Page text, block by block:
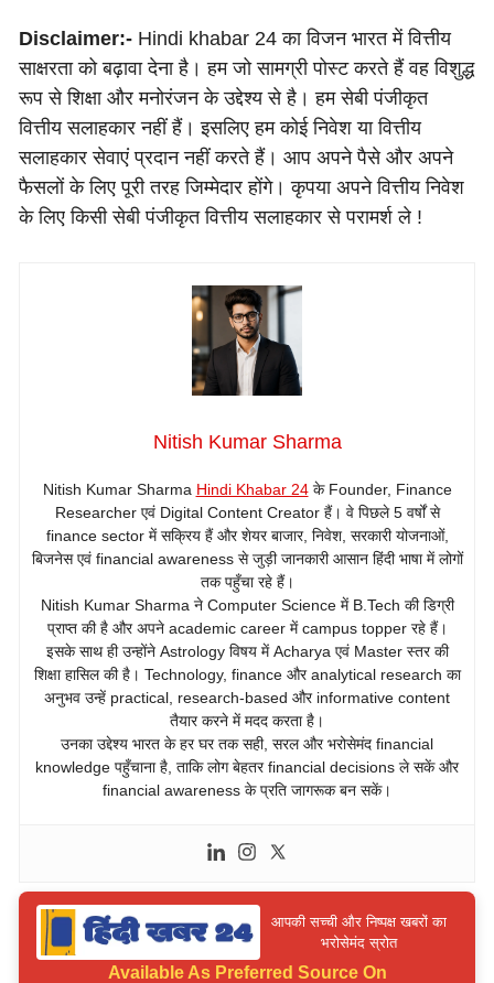
Disclaimer:- Hindi khabar 24 का विजन भारत में वित्तीय
साक्षरता को बढ़ावा देना है। हम जो सामग्री पोस्ट करते हैं वह विशुद्ध
रूप से शिक्षा और मनोरंजन के उद्देश्य से है। हम सेबी पंजीकृत
वित्तीय सलाहकार नहीं हैं। इसलिए हम कोई निवेश या वित्तीय
सलाहकार सेवाएं प्रदान नहीं करते हैं। आप अपने पैसे और अपने
फैसलों के लिए पूरी तरह जिम्मेदार होंगे। कृपया अपने वित्तीय निवेश
के लिए किसी सेबी पंजीकृत वित्तीय सलाहकार से परामर्श ले !
Nitish Kumar Sharma
Nitish Kumar Sharma Hindi Khabar 24के Founder, Finance
Researcher एवं Digital Content Creator हैं। वे पिछले 5 वर्षों से
finance sector में सक्रिय हैं और शेयर बाजार, निवेश, सरकारी योजनाओं,
बिजनेस एवं financial awareness से जुड़ी जानकारी आसान हिंदी भाषा में लोगों
तक पहुँचा रहे हैं।
Nitish Kumar Sharma ने Computer Science में B.Tech की डिग्री
प्राप्त की है और अपने academic career में campus topper रहे हैं।
इसके साथ ही उन्होंने Astrology विषय में Acharya एवं Master स्तर की
शिक्षा हासिल की है। Technology, finance और analytical research का
अनुभव उन्हें practical, research-based और informative content
तैयार करने में मदद करता है।
उनका उद्देश्य भारत के हर घर तक सही, सरल और भरोसेमंद financial
knowledge पहुँचाना है, ताकि लोग बेहतर financial decisions ले सकें और
financial awareness के प्रति जागरूक बन सकें।
आपकी सच्ची और निष्पक्ष खबरों का
भरोसेमंद स्रोत
Available As Preferred Source On